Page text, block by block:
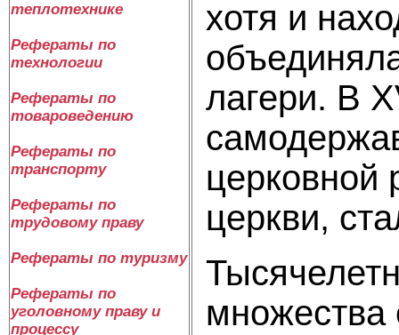
теплотехнике
Рефераты по
технологии
Рефераты по
товароведению
Рефераты по
транспорту
Рефераты по
трудовому праву
Рефераты по туризму
Рефераты по
уголовному праву и
процессу
хотя и
лагери. В
церковной
церкви,
множества